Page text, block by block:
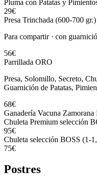
Pluma con Patatas y
29€
Presa Trinchada (600-700 gr.)
Para compartir · con
56€
Parrillada ORO
Presa, Solomillo, Secreto,
Guarnición de Patatas,
68€
Ganadería Vacuna Zamorana
Chuleta Premium selección
95€
Chuleta selección BOSS (1-
75€
Postres